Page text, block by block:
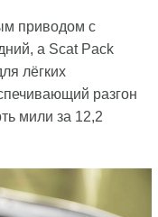
приводом с
а Scat Pack
лёгких
разгон
мили за 12,2